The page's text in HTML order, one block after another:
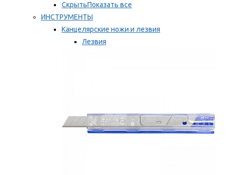
СкрытьПоказать все
ИНСТРУМЕНТЫ
Канцелярские ножи и лезвия
Лезвия